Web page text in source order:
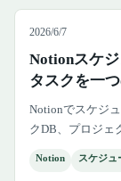
2026/6/7
Notionスケ
タスクを一
Notionでスケジ
クDB、プロジェ
Notion スケジュ